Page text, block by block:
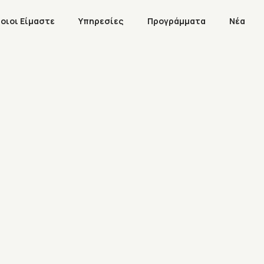
Είμαστε Υπηρεσίες Προγράμματα Νέα